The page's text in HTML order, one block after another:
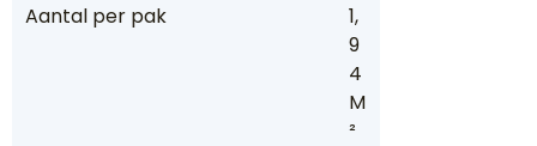
Aantal per pak
1,
9
4
M
²